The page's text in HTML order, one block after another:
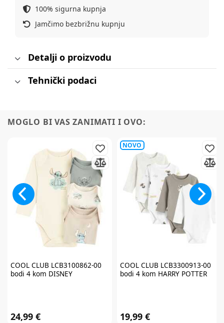
100% sigurna kupnja
Jamčimo bezbrižnu kupnju
Detalji o proizvodu
Tehnički podaci
MOGLO BI VAS ZANIMATI I OVO:
COOL CLUB LCB3100862-00
bodi 4 kom DISNEY
24,99 €
NOVO
COOL CLUB LCB3300913-00
bodi 4 kom HARRY POTTER
19,99 €
Prijavite se na newsletter
7% popusta